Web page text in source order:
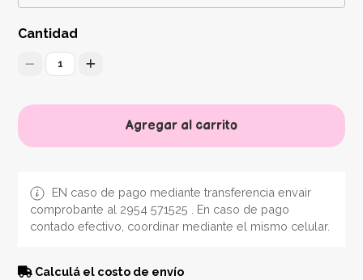
Cantidad
1
Agregar al carrito
EN caso de pago mediante transferencia envair
comprobante al 2954 571525 . En caso de pago
contado efectivo, coordinar mediante el mismo celular.
Calculá el costo de envío